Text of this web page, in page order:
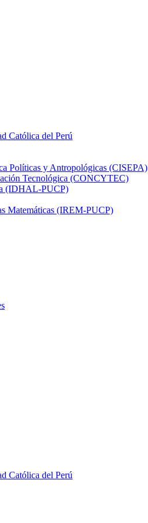
Católica del Perú
Políticas y Antropológicas (CISEPA)
Tecnológica (CONCYTEC)
(IDHAL-PUCP)
Matemáticas (IREM-PUCP)
Católica del Perú